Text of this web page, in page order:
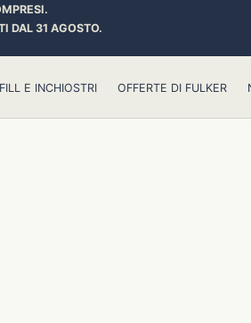
DAL 31 AGOSTO.
E INCHIOSTRI OFFERTE DI FULKER